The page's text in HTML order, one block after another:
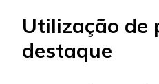
Utilização de
destaque